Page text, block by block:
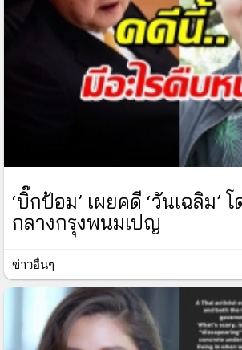
‘บิ๊กป้อม’ เผยคดี ‘วันเฉลิม’
กลางกรุงพนมเปญ
ข่าวอื่นๆ